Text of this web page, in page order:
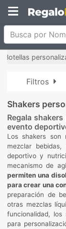
Busca por
Botellas
Filtros
Shakers
Regala
evento
Los shakers son
mezclar
deportivo y
mecanismo de
permiten una
para crear una
preparación de
otras mezclas
funcionalidad,
para